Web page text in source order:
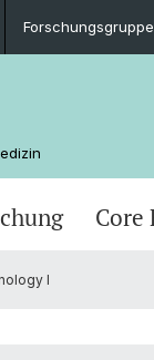
Core
I